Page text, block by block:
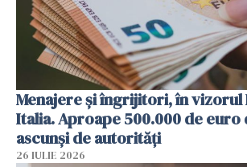
Menajere și îngrijitori, în vizorul
Italia. Aproape 500.000 de
ascunși de autorități
26 IULIE 2026